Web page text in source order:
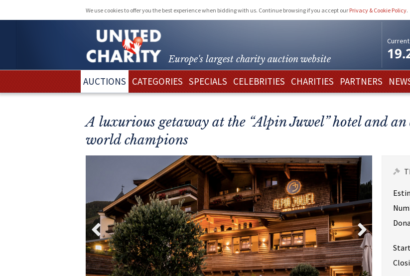
We use cookies to offer you the best experience when bidding with us. Continue browsing if you accept our Privacy & Cookie Policy.
Europe's largest charity auction website
AUCTIONS CATEGORIES SPECIALS CELEBRITIES CHARITIES PARTNERS
A luxurious getaway at the “Alpin Juwel” hotel and
world champions